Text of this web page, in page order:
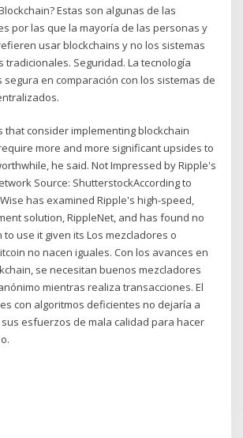
Estas son algunas de las
por las que la mayoría de las personas y
usar blockchains y no los sistemas
tradicionales. Seguridad. La tecnología
segura en comparación con los sistemas de
that consider implementing blockchain
more and more significant upsides to
he said. Not Impressed by Ripple's
Source: ShutterstockAccording to
has examined Ripple's high-speed,
solution, RippleNet, and has found no
use it given its Los mezcladores o
no nacen iguales. Con los avances en
se necesitan buenos mezcladores
mientras realiza transacciones. El
con algoritmos deficientes no dejaría a
esfuerzos de mala calidad para hacer